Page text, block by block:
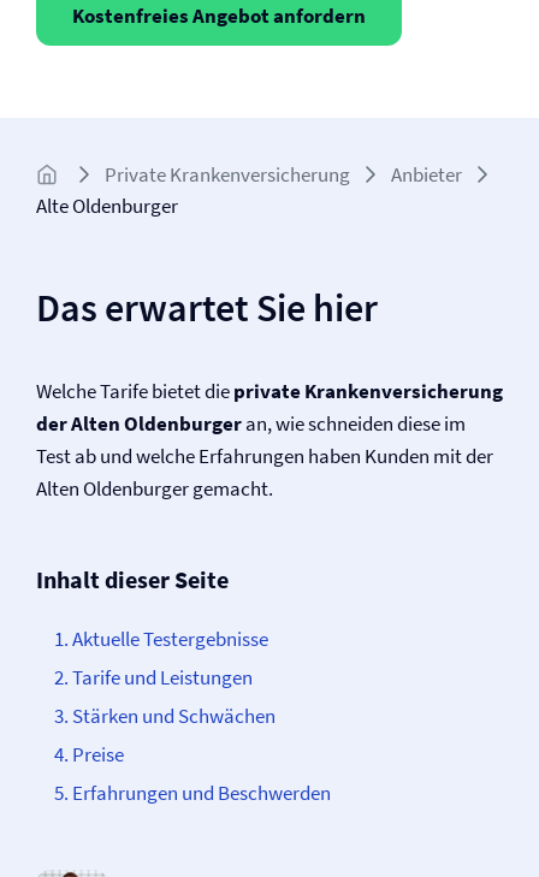
Kostenfreies Angebot anfordern
Private Kranken­­versicherung
Anbieter
Alte Oldenburger
Das erwartet Sie hier
Welche Tarife bietet dieprivate Kranken­versicherung
der Alten Oldenburgeran, wie schneiden diese im
Test ab und welche Erfahrungen haben Kunden mit der
Alten Oldenburger gemacht.
Inhalt dieser Seite
Aktuelle Testergebnisse
Tarife und Leistungen
Stärken und Schwächen
Preise
Erfahrungen und Beschwerden